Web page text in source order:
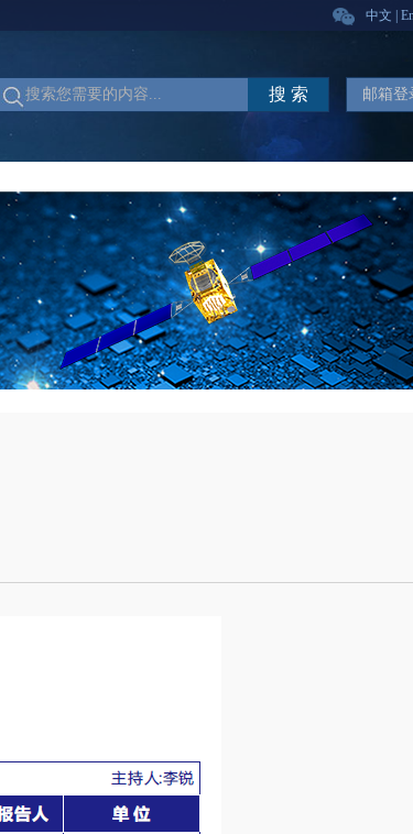
中文
搜 索 邮箱登